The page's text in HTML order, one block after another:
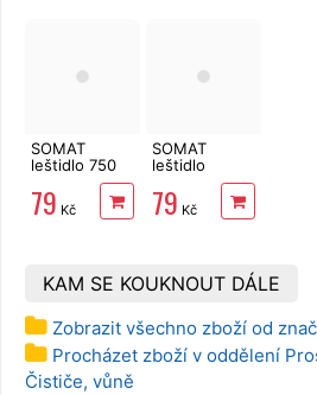
SOMAT
leštidlo 750
79 Kč
SOMAT
leštidlo
Lemon 750
ml
79 Kč
KAM SE KOUKNOUT DÁLE
Zobrazit všechno zboží od
Procházet zboží v oddělení
Čističe, vůně